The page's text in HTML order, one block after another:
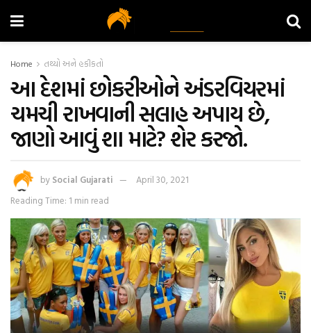
Home તથ્યો અને હકીકતો
આ દેશમાં છોકરીઓને અંડરવિયરમાં
ચમચી રાખવાની સલાહ અપાય છે,
જાણો આવું શા માટે? શેર કરજો.
by Social Gujarati
April 30, 2021
Reading Time: 1 min read